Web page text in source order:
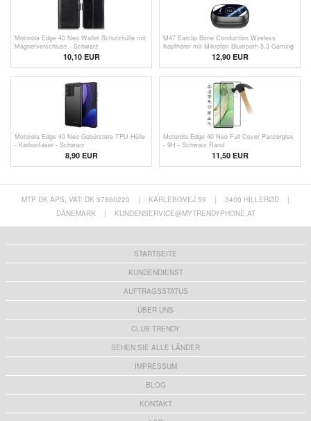
Motorola Edge 40 Neo Wallet Schutzhülle mit
Magnetverschluss - Schwarz
10,10 EUR
M47 Earclip Bone Conduction Wireless
Kopfhörer mit Mikrofon Bluetooth 5.3 Gaming
Headset Rauschunterdrückung Sport
Kopfhörer - Schwarz
12,90EUR
Motorola Edge 40 Neo Gebürstete TPU Hülle
- Karbonfaser - Schwarz
8,90 EUR
Motorola Edge 40 Neo Full Cover Panzerglas
- 9H - Schwarz Rand
11,50 EUR
MTP DK APS, VAT: DK 37860220 | KARLEBOVEJ 59 | 3400 HILLERØD
|
DÄNEMARK
| KUNDENSERVICE@MYTRENDYPHONE.AT
STARTSEITE
KUNDENDIENST
AUFTRAGSSTATUS
ÜBER UNS
CLUB TRENDY
SEHEN SIE ALLE LÄNDER
IMPRESSUM
BLOG
KONTAKT